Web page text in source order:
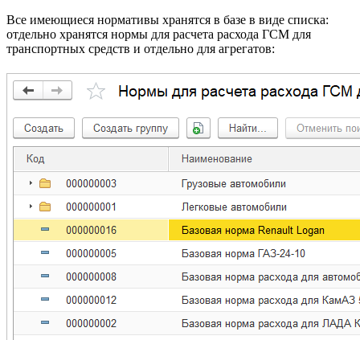
Все имеющиеся нормативы хранятся в базе в виде списка:
отдельно хранятся нормы для расчета расхода ГСМ для
транспортных средств и отдельно для агрегатов: